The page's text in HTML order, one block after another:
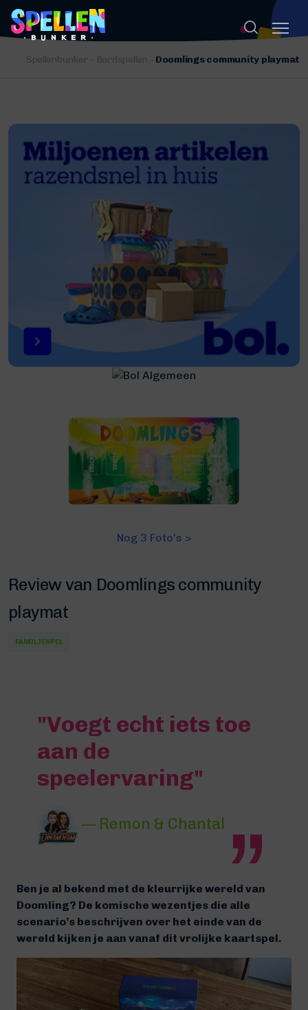
Spellenbunker - Bordspellen - Doomlings community playmat
Nog 3 Foto's >
Review van Doomlings community
playmat
FAMILIESPEL
"Voegt echt iets toe
aan de
speelervaring"
— Remon & Chantal
Ben je al bekend met de kleurrijke wereld van
Doomling? De komische wezentjes die alle
scenario’s beschrijven over het einde van de
wereld kijken je aan vanaf dit vrolijke kaartspel.